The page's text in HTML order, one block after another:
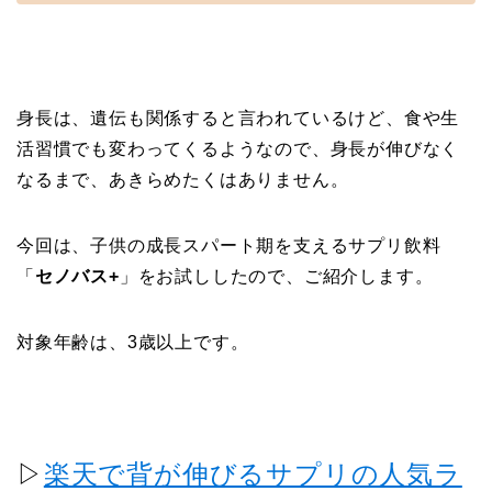
身長は、遺伝も関係すると言われているけど、食や生
活習慣でも変わってくるようなので、身長が伸びなく
なるまで、あきらめたくはありません。
今回は、子供の成長スパート期を支えるサプリ飲料
「 セノバス+ 」をお試ししたので、ご紹介します。
対象年齢は、3歳以上です。
▷ 楽天で背が伸びるサプリの人気ラ